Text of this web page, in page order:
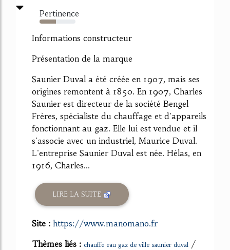
Pertinence
46%
Informations constructeur
Présentation de la marque
Saunier Duval a été créée en 1907, mais ses
origines remontent à 1850. En 1907, Charles
Saunier est directeur de la société Bengel
Frères, spécialiste du chauffage et d'appareils
fonctionnant au gaz. Elle lui est vendue et il
s'associe avec un industriel, Maurice Duval.
L'entreprise Saunier Duval est née. Hélas, en
1916, Charles...
LIRE LA SUITE
Site : https://www.manomano.fr
Thèmes liés : chauffe eau gaz de ville saunier duval /